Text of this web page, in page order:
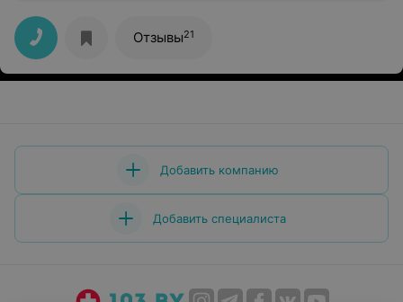
Отзывы21
Добавить компанию
Добавить специалиста